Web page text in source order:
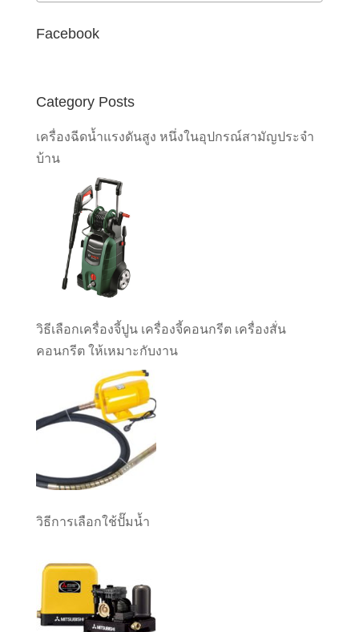
Facebook
Category Posts
เครื่องฉีดน้ำแรงดันสูง หนึ่งในอุปกรณ์สามัญประจำ
บ้าน
วิธีเลือกเครื่องจี้ปูน เครื่องจี้คอนกรีต เครื่องสั่น
คอนกรีต ให้เหมาะกับงาน
วิธีการเลือกใช้ปั๊มน้ำ